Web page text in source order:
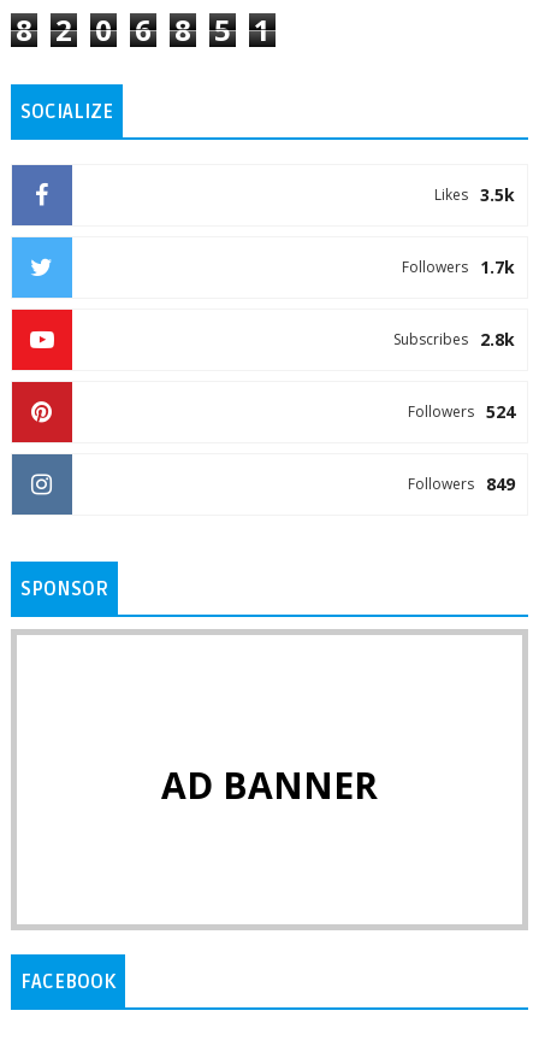
8 2 0 6 8 5 1
SOCIALIZE
3.5k
Likes
1.7k
Followers
2.8k
Subscribes
524
Followers
849
Followers
SPONSOR
AD BANNER
FACEBOOK